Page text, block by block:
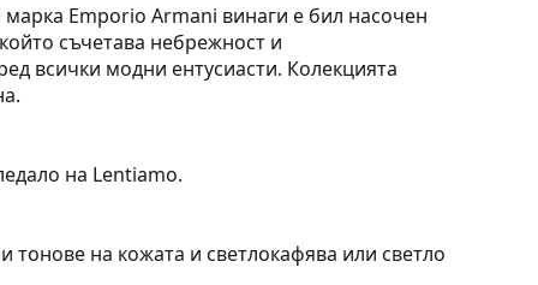
Emporio Armani винаги е бил насочен
съчетава небрежност и
всички модни ентусиасти. Колекцията
на Lentiamo.
тонове на кожата и светлокафява или светло